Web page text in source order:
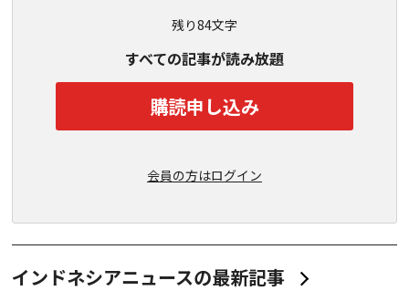
残り84文字
すべての記事が読み放題
購読申し込み
会員の方はログイン
インドネシアニュースの最新記事